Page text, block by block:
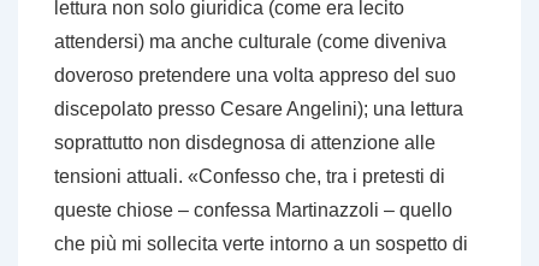
lettura non solo giuridica (come era lecito
attendersi) ma anche culturale (come diveniva
doveroso pretendere una volta appreso del suo
discepolato presso Cesare Angelini); una lettura
soprattutto non disdegnosa di attenzione alle
tensioni attuali. «Confesso che, tra i pretesti di
queste chiose – confessa Martinazzoli – quello
che più mi sollecita verte intorno a un sospetto di